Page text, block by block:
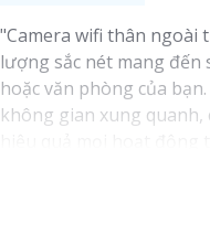
"Camera wifi thân ngoài
lượng sắc nét mang
hoặc văn phòng của
không gian xung
cho phép bạn theo dõi
thông qua điện thoại di
rộng, camera giúp bạn